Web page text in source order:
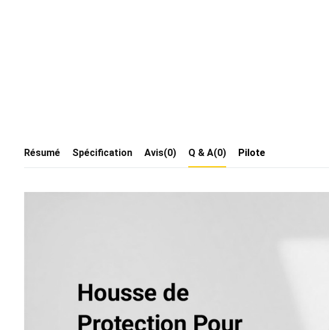
Résumé Spécification Avis(0) Q & A(0) Pilote